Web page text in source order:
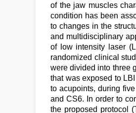
of the jaw muscles
condition has been
to changes in the
and multidisciplinary
of low intensity laser
randomized clinical
were divided into three
that was exposed to
to acupoints, during
and CS6. In order to
the proposed protocol